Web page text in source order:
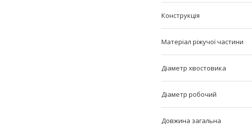
Конструкція
Матеріал ріжучої частини
Діаметр хвостовика
Діаметр робочий
Довжина загальна